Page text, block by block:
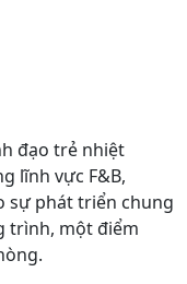
đạo trẻ nhiệt
lĩnh vực F&B,
sự phát triển chung
trình, một điểm